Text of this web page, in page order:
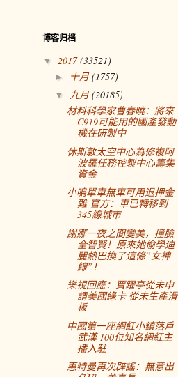
博客归档
▼ 2017(33521)
► 十月(1757)
▼ 九月(20185)
材料科學家曹春曉：將來
C919可能用的國產發動
機在研製中
休斯敦太空中心為修複阿
波羅任務控製中心籌集
資金
小鳴單車無車可用退押金
難 官方：車已轉移到
345線城市
謝娜一夜之間變美，撞臉
全智賢！原來她偷學迪
麗熱巴換了這條“女神
線”！
樂視回應：賈躍亭從未申
請美國綠卡 從未生產滑
板
中國第一座網紅小鎮落戶
武漢 100位知名網紅主
播入駐
惠特曼再次辟謠：無意出